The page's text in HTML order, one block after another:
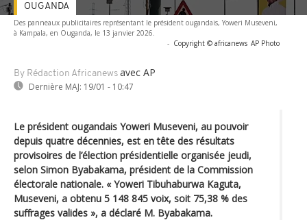
Des panneaux publicitaires représentant le président ougandais, Yoweri Museveni,
à Kampala, en Ouganda, le 13 janvier 2026.
- Copyright © africanews AP Photo
By Rédaction Africanews avec AP
Dernière MAJ: 19/01 - 10:47
OUGANDA
Le président ougandais Yoweri Museveni, au pouvoir
depuis quatre décennies, est en tête des résultats
provisoires de l’élection présidentielle organisée jeudi,
selon Simon Byabakama, président de la Commission
électorale nationale. « Yoweri Tibuhaburwa Kaguta,
Museveni, a obtenu 5 148 845 voix, soit 75,38 % des
suffrages valides », a déclaré M. Byabakama.